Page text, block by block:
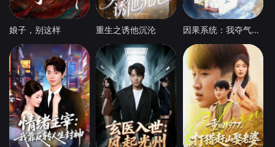
娘子，别这样 重生之诱他沉沦 因果系统：我夺气运救苍生